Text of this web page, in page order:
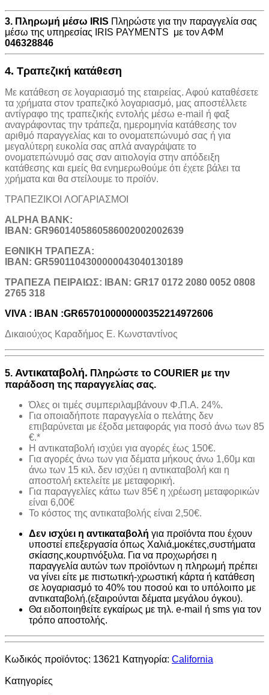
3. Πληρωμή μέσω IRIS Πληρώστε για την παραγγελία σας
μέσω της υπηρεσίας IRIS PAYMENTS με τον ΑΦΜ
046328846
4. Τραπεζική κατάθεση
Με κατάθεση σε λογαριασμό της εταιρείας. Αφού καταθέσετε
τα χρήματα στον τραπεζικό λογαριασμό, μας αποστέλλετε
αντίγραφο της τραπεζικής εντολής μέσω e-mail ή φαξ
αναγράφοντας την τράπεζα, ημερομηνία κατάθεσης τον
αριθμό παραγγελίας και το ονοματεπώνυμό σας ή για
μεγαλύτερη ευκολία σας απλά αναγράψατε το
ονοματεπώνυμό σας σαν αιτιολογία στην απόδειξη
κατάθεσης και εμείς θα ενημερωθούμε ότι έχετε βάλει τα
χρήματα και θα στείλουμε το προϊόν.
ΤΡΑΠΕΖΙΚOI ΛΟΓΑΡΙΑΣΜΟΙ
ALPHA BANK:
IBAN: GR9601405860586002002002639
ΕΘΝΙΚΗ ΤΡΑΠΕΖΑ:
IBAN: GR5901104300000043040130189
TΡΑΠΕΖΑ ΠΕΙΡΑΙΩΣ: IBAN: GR17 0172 2080 0052 0808
2765 318
VIVA : IBAN :GR6570100000000352214972606
Δικαιούχος Καραδήμος Ε. Κωνσταντίνος
5. Αντικαταβολή. Πληρώστε το COURIER με την
παράδοση της παραγγελίας σας.
Όλες οι τιμές συμπεριλαμβάνουν Φ.Π.Α. 24%.
Για οποιαδήποτε παραγγελία ο πελάτης δεν
επιβαρύνεται με έξοδα μεταφοράς για ποσό άνω των 85
€.*
H αντικαταβολή ισχύει για αγορές έως 150€.
Για αγορές άνω των για δέματα μήκους άνω 1,60μ και
άνω των 15 κιλ. δεν ισχύει η αντικαταβολή και η
αποστολή εκτελείτε με μεταφορική.
Για παραγγελίες κάτω των 85€ η χρέωση μεταφορικών
είναι 6,00€
Το κόστος της αντικαταβολής είναι 2,50€.
Δεν ισχύει η αντικαταβολή για προϊόντα που έχουν
υποστεί επεξεργασία όπως Χαλιά,μοκέτες,συστήματα
σκίασης,κουρτινόξυλα. Για να προχωρήσει η
παραγγελία αυτών των προϊόντων η πληρωμή πρέπει
να γίνει είτε με πιστωτική-χρωστική κάρτα ή κατάθεση
σε λογαριασμό το 40% του ποσού και το υπόλοιπο με
αντικαταβολή.(εξαιρούνται δέματα μεγάλου όγκου).
Θα ειδοποιηθείτε εγκαίρως με τηλ. e-mail ή sms για τον
τρόπο αποστολής.
Κωδικός προϊόντος: 13621 Κατηγορία: California
Κατηγορίες